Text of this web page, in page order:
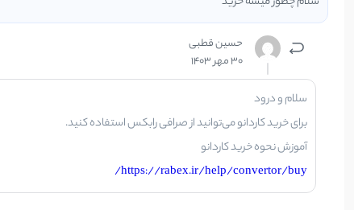
حسین قطبی
30 مهر 1403
سلام و درود
برای خرید کاردانو می‌توانید از صرافی رابکس استفاده کنید.
آموزش نحوه خرید کاردانو
https://rabex.ir/help/convertor/buy/